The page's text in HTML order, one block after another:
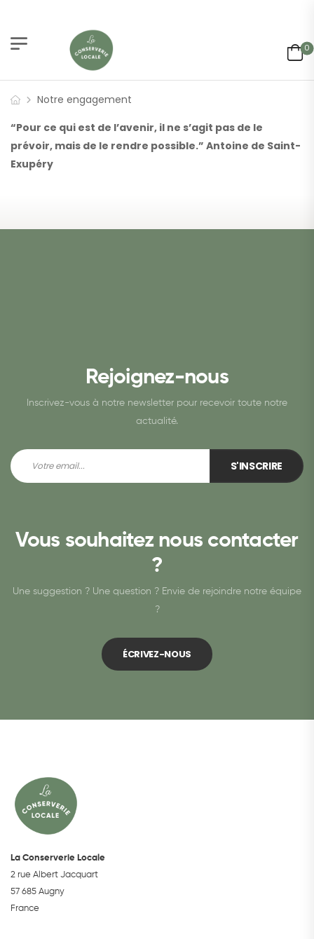
0
Notre engagement
“Pour ce qui est de l’avenir, il ne s’agit pas de le
prévoir, mais de le rendre possible.” Antoine de Saint-
Exupéry
Rejoignez-nous
Inscrivez-vous à notre newsletter pour recevoir toute notre
actualité.
S'INSCRIRE
Vous souhaitez nous contacter
?
Une suggestion ? Une question ? Envie de rejoindre notre équipe
?
ÉCRIVEZ-NOUS
La Conserverie Locale
2 rue Albert Jacquart
57 685 Augny
France